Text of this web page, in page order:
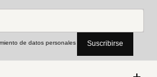
de datos personales Suscribirse